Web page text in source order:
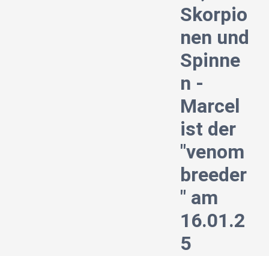
Skorpio
nen und
Spinne
n -
Marcel
ist der
"venom
breeder
" am
16.01.2
5